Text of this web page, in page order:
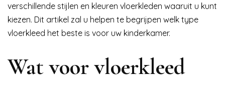
verschillende stijlen en kleuren vloerkleden waaruit u kunt
kiezen. Dit artikel zal u helpen te begrijpen welk type
vloerkleed het beste is voor uw kinderkamer.
Wat voor vloerkleed